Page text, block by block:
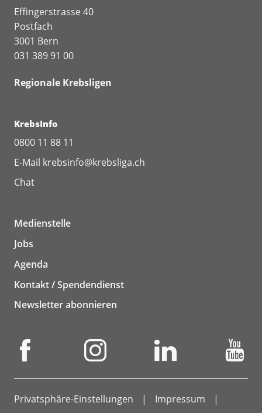
Effingerstrasse 40
Postfach
3001 Bern
031 389 91 00
Regionale Krebsligen
KrebsInfo
0800 11 88 11
E-Mail krebsinfo@krebsliga.ch
Chat
Medienstelle
Jobs
Agenda
Kontakt / Spendendienst
Newsletter abonnieren
Privatsphäre-Einstellungen
Impressum